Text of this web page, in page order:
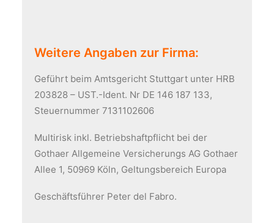
Weitere Angaben zur Firma:
Geführt beim Amtsgericht Stuttgart unter HRB
203828 – UST.-Ident. Nr DE 146 187 133,
Steuernummer 7131102606
Multirisk inkl. Betriebshaftpflicht bei der
Gothaer Allgemeine Versicherungs AG Gothaer
Allee 1, 50969 Köln, Geltungsbereich Europa
Geschäftsführer Peter del Fabro.